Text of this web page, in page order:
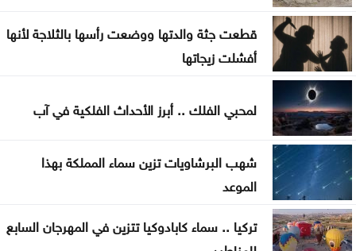
بيان صادر عن اللجنة النقابية للعاملين في شركة البوتاس
العربية
ندوة بعنوان المفرق .. عروس البادية ودورها في بناء
السردية الأردنية الأحد
عمان الاهلية بطلة الجامعات الأردنية في الكراتيه للطلاب
ووصيفه البطولة للطالبات .. صور
سياحة عجلون تطلق رحلات برنامج أردننا جنة إلى مختلف
مناطق المملكة
قطعت جثة والدتها ووضعت رأسها بالثلاجة لأنها
أفشلت زيجاتها
لمحبي الفلك .. أبرز الأحداث الفلكية في آب
شهب البرشاويات تزين سماء المملكة بهذا
الموعد
تركيا .. سماء كابادوكيا تتزين في المهرجان السابع